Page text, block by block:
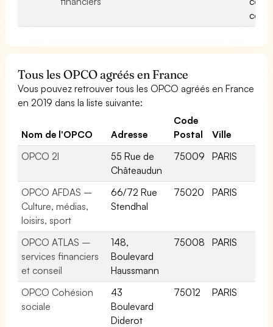
Tous les OPCO agréés en France
Vous pouvez retrouver tous les OPCO agréés en France
en 2019 dans la liste suivante:
Nom de l'OPCO Adresse
Code
Postal
Ville
OPCO 2I
55 Rue de
Châteaudun
75009 PARIS
OPCO AFDAS –
Culture, médias,
loisirs, sport
66/72 Rue
Stendhal
75020 PARIS
OPCO ATLAS –
services financiers
et conseil
148,
Boulevard
Haussmann
75008 PARIS
OPCO Cohésion
sociale
43
Boulevard
Diderot
75012 PARIS